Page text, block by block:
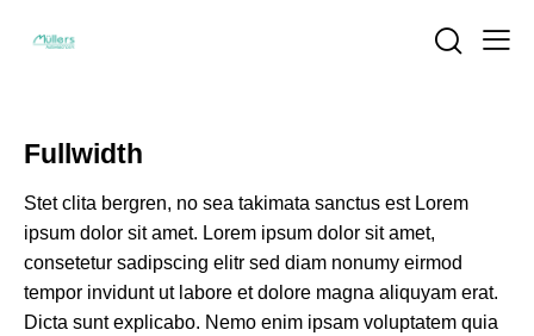
Fullwidth
Stet clita bergren, no sea takimata sanctus est Lorem
ipsum dolor sit amet. Lorem ipsum dolor sit amet,
consetetur sadipscing elitr sed diam nonumy eirmod
tempor invidunt ut labore et dolore magna aliquyam erat.
Dicta sunt explicabo. Nemo enim ipsam voluptatem quia